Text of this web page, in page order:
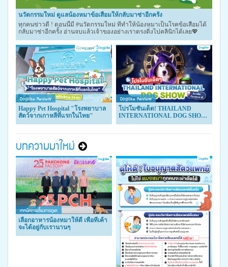
นวัตกรรมใหม่ ดูแลน้องหมาข้อเสื่อมให้กลับมาซ่าอีกครั้ง
ทุกคนข่าวดี ! ตอนนี้มี #นวัตกรรมใหม่ ที่ทำให้น้องหมาเป็นโรคข้อเสื่อมได้
กลับมาซ่าอีกครั้ง อ่านจบแล้วเจ้าของอย่างเราตรงดิ่งไปคลินิกได้เลย💖
Dogilike Review
Happy Pet Hospital "โรงพยาบาล
สัตว์จากเกาหลีที่แรกในไทย"
Dogilike Review
โปรโมชันเด็ด! THAILAND
INTERNATIONAL DOG SHOW
2024
บทความมาใหม่
เทคนิคการเลี้ยงการดูแล
เลือกอาหารน้องหมาให้ดี เพื่อที่เค้า
จะได้อยู่กับเรานานๆ